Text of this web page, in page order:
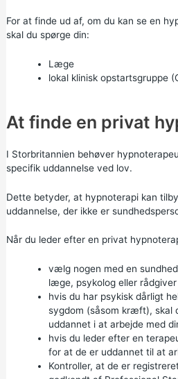
For at finde ud af, om du kan se en
skal du spørge din:
Læge
lokal klinisk opstartsgruppe
At finde en privat
I Storbritannien behøver
specifik uddannelse ved lov.
Dette betyder, at hypnoterapi kan
uddannelse, der ikke er
Når du leder efter en privat
vælg nogen med en
læge, psykolog eller rådgiver
hvis du har psykisk dårligt
sygdom (såsom kræft), skal
uddannet i at arbejde med
hvis du leder efter en
for at de er uddannet til at
Kontroller, at de er